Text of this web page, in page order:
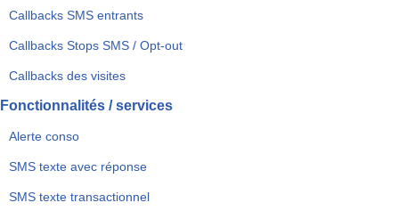
Callbacks SMS entrants
Callbacks Stops SMS / Opt-out
Callbacks des visites
Fonctionnalités / services
Alerte conso
SMS texte avec réponse
SMS texte transactionnel